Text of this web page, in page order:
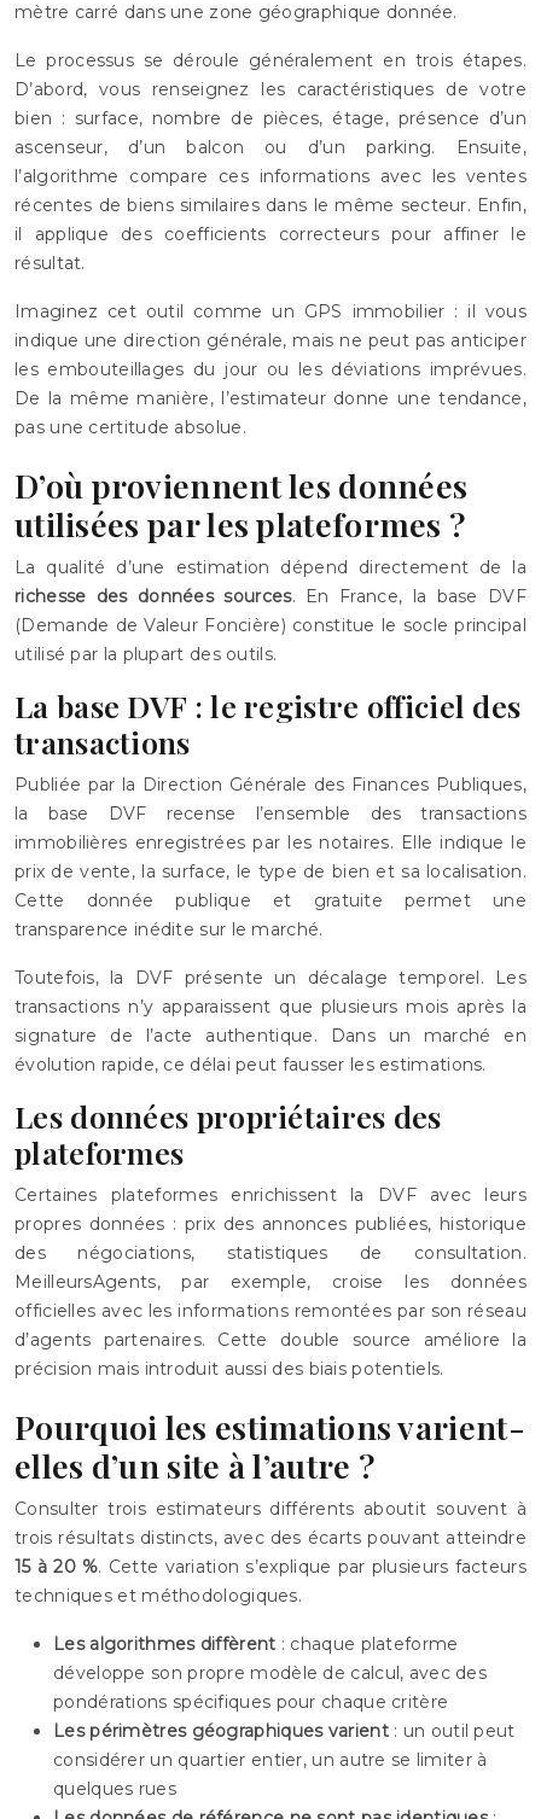
mètre carré dans une zone géographique donnée.
Le processus se déroule généralement en trois étapes.
D’abord, vous renseignez les caractéristiques de votre
bien : surface, nombre de pièces, étage, présence d’un
ascenseur, d’un balcon ou d’un parking. Ensuite,
l’algorithme compare ces informations avec les ventes
récentes de biens similaires dans le même secteur. Enfin,
il applique des coefficients correcteurs pour affiner le
résultat.
Imaginez cet outil comme un GPS immobilier : il vous
indique une direction générale, mais ne peut pas anticiper
les embouteillages du jour ou les déviations imprévues.
De la même manière, l’estimateur donne une tendance,
pas une certitude absolue.
D’où proviennent les données
utilisées par les plateformes ?
La qualité d’une estimation dépend directement de la
richesse des données sources. En France, la base DVF
(Demande de Valeur Foncière) constitue le socle principal
utilisé par la plupart des outils.
La base DVF : le registre officiel des
transactions
Publiée par la Direction Générale des Finances Publiques,
la base DVF recense l’ensemble des transactions
immobilières enregistrées par les notaires. Elle indique le
prix de vente, la surface, le type de bien et sa localisation.
Cette donnée publique et gratuite permet une
transparence inédite sur le marché.
Toutefois, la DVF présente un décalage temporel. Les
transactions n’y apparaissent que plusieurs mois après la
signature de l’acte authentique. Dans un marché en
évolution rapide, ce délai peut fausser les estimations.
Les données propriétaires des
plateformes
Certaines plateformes enrichissent la DVF avec leurs
propres données : prix des annonces publiées, historique
des négociations, statistiques de consultation.
MeilleursAgents, par exemple, croise les données
officielles avec les informations remontées par son réseau
d’agents partenaires. Cette double source améliore la
précision mais introduit aussi des biais potentiels.
Pourquoi les estimations varient-
elles d’un site à l’autre ?
Consulter trois estimateurs différents aboutit souvent à
trois résultats distincts, avec des écarts pouvant atteindre
15 à 20 %. Cette variation s’explique par plusieurs facteurs
techniques et méthodologiques.
Les algorithmes diffèrent : chaque plateforme
développe son propre modèle de calcul, avec des
pondérations spécifiques pour chaque critère
Les périmètres géographiques varient: un outil peut
considérer un quartier entier, un autre se limiter à
quelques rues